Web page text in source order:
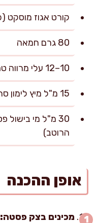
קורט אגוז מוסקט (כ-0.2
80 גרם חמאה
10–12 עלי מרווה טריים
15 מ"ל מיץ לימון סחוט טרי
30 מ"ל מי
הרוטב)
אופן ההכנה
מכינים בצק פסטה: